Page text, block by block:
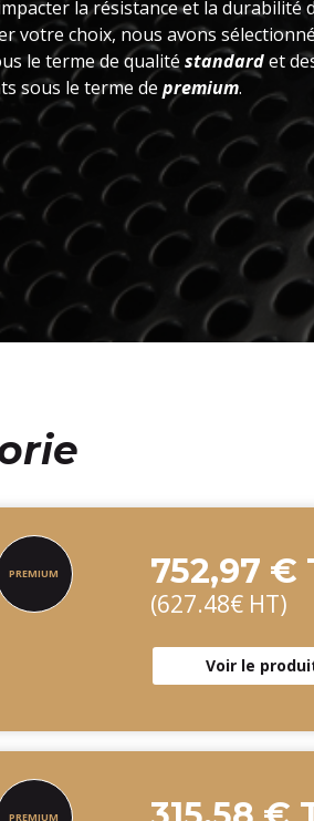
la résistance et la durabilité
votre choix, nous avons
le terme de qualité standardet
sous le terme de premium.
752,97 €
(627.48€ HT)
Voir le